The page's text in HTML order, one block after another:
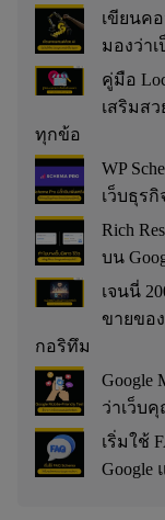
เขียนค
มองว่าเ
คู่มือ
เสริมส
ทุกข้อ
WP
เว็บธุร
Rich
บน
เจนนี่
ขายขอ
กอริทึม
Google
ว่าเว็บ
เริ่มใช้
Google